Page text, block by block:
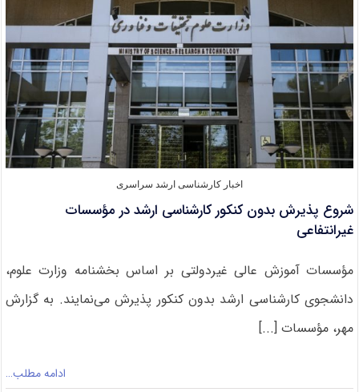
پذیرفته
شدگان
نهایی
حافظان
محترم
کل
قرآن
مجید
در
سال
۱۳۹۵
اخبار کارشناسی ارشد سراسری
شروع پذیرش بدون کنکور کارشناسی ارشد در مؤسسات
غیرانتفاعی
مؤسسات آموزش عالی غیردولتی بر اساس بخشنامه وزارت علوم،
دانشجوی کارشناسی ارشد بدون کنکور پذیرش می‌نمایند. به گزارش
مهر، مؤسسات [...]
ادامه مطلب…